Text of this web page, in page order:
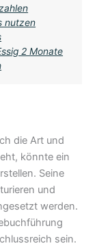
nutzen
2 Monate
die Art und
könnte ein
Seine
und
werden.
sein.